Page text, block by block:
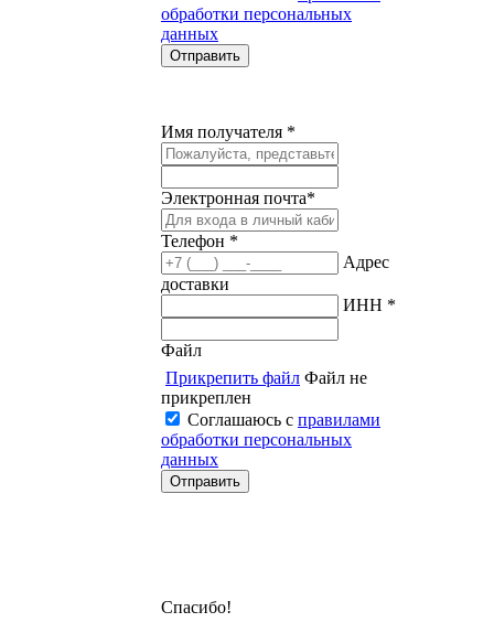
обработки персональных
данных
Имя получателя *
Электронная почта*
Телефон *
Адрес
доставки
ИНН *
Файл
Прикрепить файл Файл не
прикреплен
Соглашаюсь с правилами
обработки персональных
данных
Спасибо!